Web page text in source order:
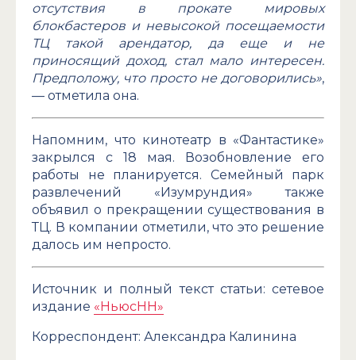
отсутствия в прокате мировых
блокбастеров и невысокой посещаемости
ТЦ такой арендатор, да еще и не
приносящий доход, стал мало интересен.
Предположу, что просто не договорились»,
— отметила она.
Напомним, что кинотеатр в «Фантастике»
закрылся с 18 мая. Возобновление его
работы не планируется. Семейный парк
развлечений «Изумрундия» также
объявил о прекращении существования в
ТЦ. В компании отметили, что это решение
далось им непросто.
Источник и полный текст статьи: сетевое
издание «НьюсНН»
Корреспондент: Александра Калинина